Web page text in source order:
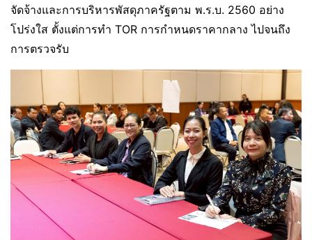
จัดจ้างและการบริหารพัสดุภาครัฐตาม พ.ร.บ. 2560 อย่าง
โปร่งใส ตั้งแต่การทำ TOR การกำหนดราคากลาง ไปจนถึง
การตรวจรับ